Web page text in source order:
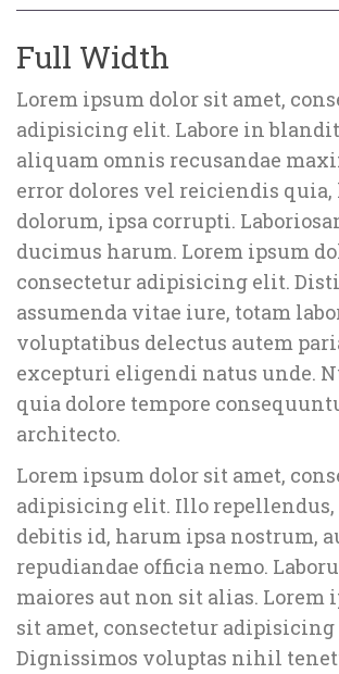
Full Width
Lorem ipsum dolor sit amet,
adipisicing elit. Labore in
aliquam omnis recusandae
error dolores vel reiciendis quia,
dolorum, ipsa corrupti.
ducimus harum. Lorem ipsum
consectetur adipisicing elit.
assumenda vitae iure, totam
voluptatibus delectus autem
excepturi eligendi natus unde.
quia dolore tempore
architecto.
Lorem ipsum dolor sit amet,
adipisicing elit. Illo
debitis id, harum ipsa nostrum,
repudiandae officia nemo.
maiores aut non sit alias. Lorem
it amet, consectetur adipisicing
Dignissimos voluptas nihil